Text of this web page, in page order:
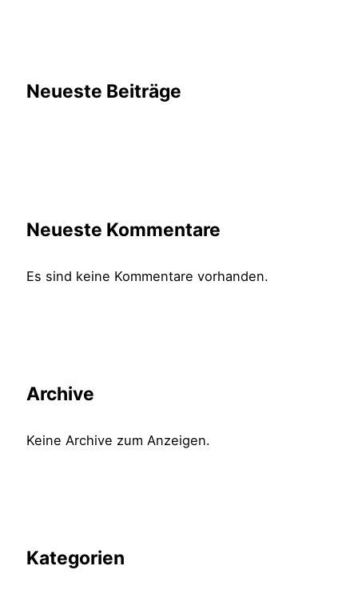
Neueste Beiträge
Neueste Kommentare
Es sind keine Kommentare vorhanden.
Archive
Keine Archive zum Anzeigen.
Kategorien